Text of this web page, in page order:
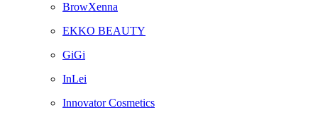
BrowXenna
EKKO BEAUTY
GiGi
InLei
Innovator Cosmetics